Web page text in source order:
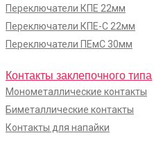
Переключатели КПЕ 22мм
Переключатели КПЕ-С 22мм
Переключатели ПЕмС 30мм
Контакты заклепочного типа
Монометаллические контакты
Биметаллические контакты
Контакты для напайки